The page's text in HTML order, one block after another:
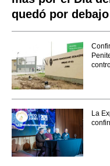
quedó por
La